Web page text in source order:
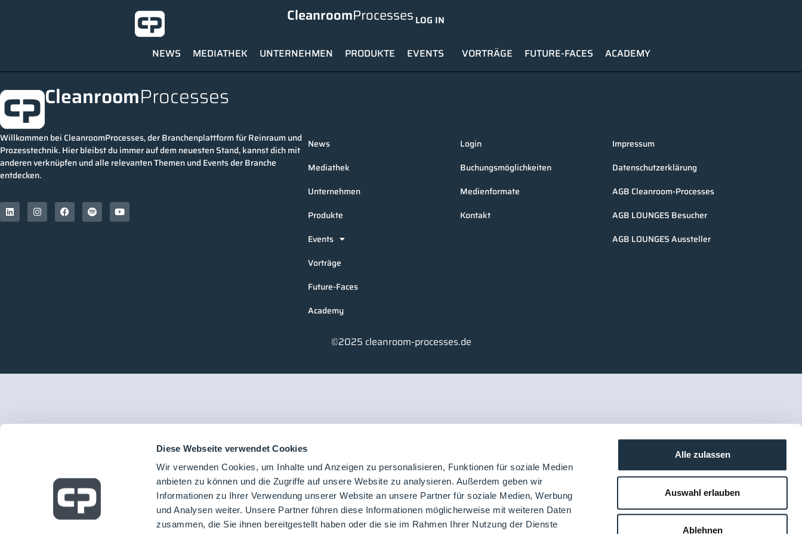
Diese Webseite verwendet Cookies
Wir verwenden Cookies, um Inhalte und Anzeigen zu personalisieren, Funktionen für soziale Medien
anbieten zu können und die Zugriffe auf unsere Website zu analysieren. Außerdem geben wir
Informationen zu Ihrer Verwendung unserer Website an unsere Partner für soziale Medien, Werbung
und Analysen weiter. Unsere Partner führen diese Informationen möglicherweise mit weiteren Daten
zusammen, die Sie ihnen bereitgestellt haben oder die sie im Rahmen Ihrer Nutzung der Dienste
Alle zulassen
Auswahl erlauben
Ablehnen
CleanroomProcesses LOG IN
NEWS MEDIATHEK UNTERNEHMEN PRODUKTE EVENTS VORTRÄGE FUTURE-FACES ACADEMY
CleanroomProcesses
Willkommen bei CleanroomProcesses, der Branchenplattform für Reinraum und
Prozesstechnik. Hier bleibst du immer auf dem neuesten Stand, kannst dich mit
anderen verknüpfen und alle relevanten Themen und Events der Branche
entdecken.
News
Mediathek
Unternehmen
Produkte
Events
Vorträge
Future-Faces
Academy
Login
Buchungsmöglichkeiten
Medienformate
Kontakt
Impressum
Datenschutzerklärung
AGB Cleanroom-Processes
AGB LOUNGES Besucher
AGB LOUNGES Aussteller
©2025 cleanroom-processes.de